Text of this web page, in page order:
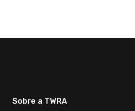
Sobre a TWRA